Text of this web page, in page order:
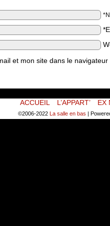
et mon site dans le
ACCUEIL L’APPART’ EX
©2006-2022 La salle en bas |